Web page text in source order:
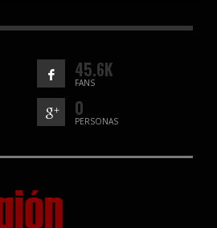
45.6K
FANS
0
PERSONAS